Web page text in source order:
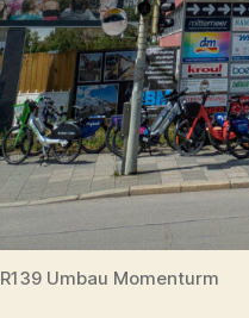
R139 Umbau Momenturm